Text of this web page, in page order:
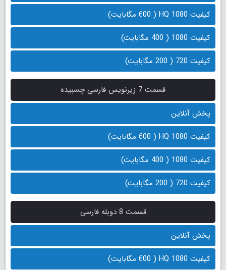
کیفیت 1080 HQ ( 600 مگابایت)
کیفیت 1080 ( 400 مگابایت)
کیفیت 720 ( 200 مگابایت)
قسمت 7 زیرنویس فارسی چسبیده
پخش آنلاین
کیفیت 1080 HQ ( 600 مگابایت)
کیفیت 1080 ( 400 مگابایت)
کیفیت 720 ( 200 مگابایت)
قسمت 8 دوبله فارسی
پخش آنلاین
کیفیت 1080 HQ ( 600 مگابایت)